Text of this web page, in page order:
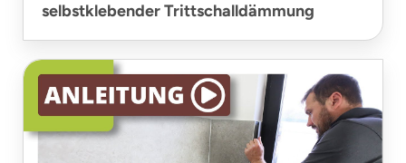
selbstklebender Trittschalldämmung